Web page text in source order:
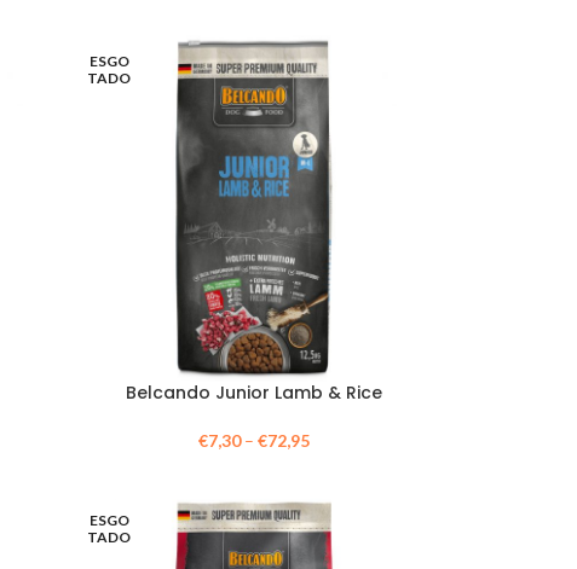
ESGO
TADO
Belcando Junior Lamb & Rice
€7,30–€72,95
ESGO
TADO